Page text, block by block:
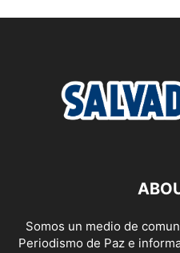
Somos un medio de
Periodismo de Paz e